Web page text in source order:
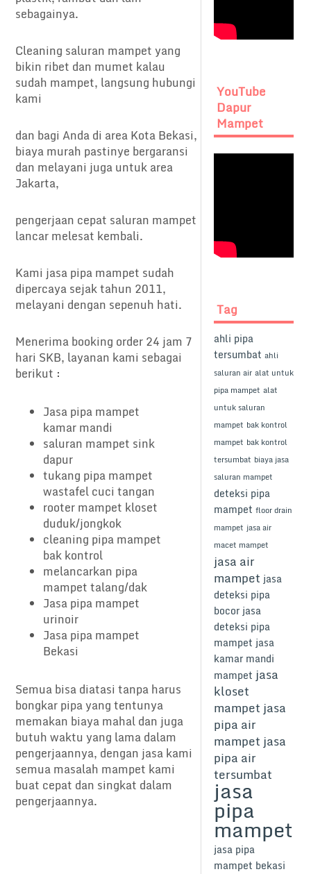
sebagainya.
Cleaning saluran mampet yang
bikin ribet dan mumet kalau
sudah mampet, langsung hubungi
kami
dan bagi Anda di area Kota Bekasi,
biaya murah pastinye bergaransi
dan melayani juga untuk area
Jakarta,
pengerjaan cepat saluran mampet
lancar melesat kembali.
Kami jasa pipa mampet sudah
dipercaya sejak tahun 2011,
melayani dengan sepenuh hati.
Menerima booking order 24 jam 7
hari SKB, layanan kami sebagai
berikut :
Jasa pipa mampet
kamar mandi
saluran mampet sink
dapur
tukang pipa mampet
wastafel cuci tangan
rooter mampet kloset
duduk/jongkok
cleaning pipa mampet
bak kontrol
melancarkan pipa
mampet talang/dak
Jasa pipa mampet
urinoir
Jasa pipa mampet
Bekasi
Semua bisa diatasi tanpa harus
bongkar pipa yang tentunya
memakan biaya mahal dan juga
butuh waktu yang lama dalam
pengerjaannya, dengan jasa kami
semua masalah mampet kami
buat cepat dan singkat dalam
pengerjaannya.
YouTube
Dapur
Mampet
Tag
ahli pipa
tersumbat ahli
saluran air alat untuk
pipa mampet alat
untuk saluran
mampet bak kontrol
mampet bak kontrol
tersumbat biaya jasa
saluran mampet
deteksi pipa
mampet floor drain
mampet jasa air
macet mampet
jasa air
mampet jasa
deteksi pipa
bocor jasa
deteksi pipa
mampet jasa
kamar mandi
mampet jasa
kloset
mampet jasa
pipa air
mampet jasa
pipa air
tersumbat
jasa
pipa
mampet
jasa pipa
mampet bekasi